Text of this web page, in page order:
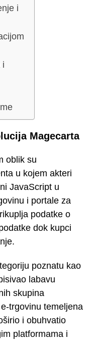
i
i
Magecarta
oblik su
u kojem akteri
JavaScript u
i portale za
podatke o
dok kupci
poznatu kao
labavu
skupina
trgovinu temeljena
i obuhvatio
platformama i